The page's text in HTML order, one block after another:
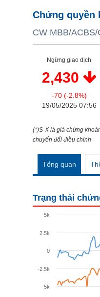
Chứng quyền
CW MBB/
Ngừng giao dịch
2,430
-70 (-2.8%)
19/05/2025 07:56
(*)S-X là giá chứng
chuyển đổi điều chỉnh
Tổng quan
Trạng thái
-5k
-2.5k
0
2.5k
5k
BẤT ĐỘNG SẢN
TÀI CHÍNH
KINH TẾ
THẾ GIỚI
ĐÔNG DƯƠNG
PHÂN TÍCH
VS-SECTOR
NGUYÊN VẬT
TIÊU DÙNG
TIÊU DÙNG THIẾT
CHĂM SÓC SỨC